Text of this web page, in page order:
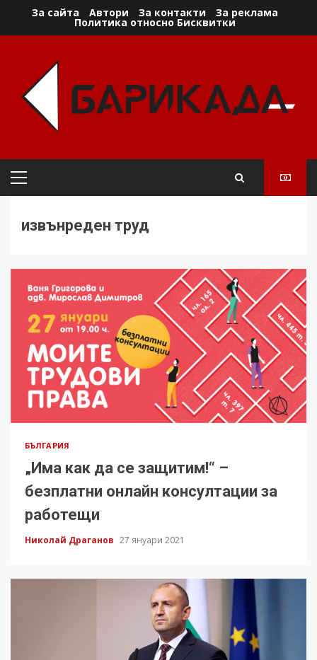
За сайта Автори За контакти За реклама
Политика относно Бисквитки
Primary
извънреден труд
БЪЛГАРИЯ
„Има как да се защитим!“ –
безплатни онлайн консултации за
работещи
Николай Драганов 27 януари 2021